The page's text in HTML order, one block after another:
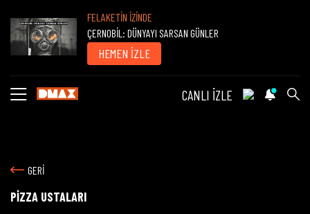
FELAKETİN İZİNDE
ÇERNOBİL: DÜNYAYI SARSAN GÜNLER
HEMEN İZLE
CANLI İZLE
GERİ
PİZZA USTALARI